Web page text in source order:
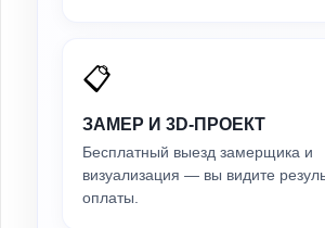
📋
ЗАМЕР И 3D-ПРОЕКТ
Бесплатный выезд замерщика и
визуализация — вы видите
оплаты.